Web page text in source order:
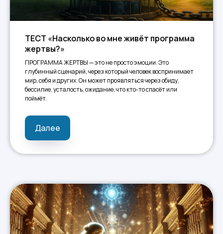
ТЕСТ «Насколько во мне живёт программа
жертвы?»
ПРОГРАММА ЖЕРТВЫ — это не просто эмоции. Это
глубинный сценарий, через который человек воспринимает
мир, себя и других. Он может проявляться через обиду,
бессилие, усталость, ожидание, что кто-то спасёт или
поймёт.
Далее